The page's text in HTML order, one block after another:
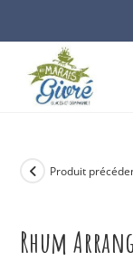
Produit
Rhum